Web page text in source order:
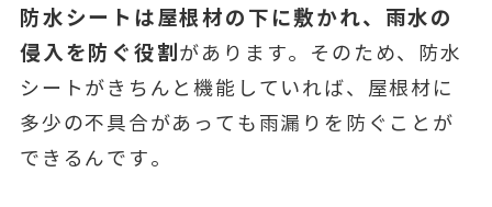
防水シートは屋根材の下に敷かれ、雨水の
侵入を防ぐ役割 があります。そのため、防水
シートがきちんと機能していれば、屋根材に
多少の不具合があっても雨漏りを防ぐことが
できるんです。